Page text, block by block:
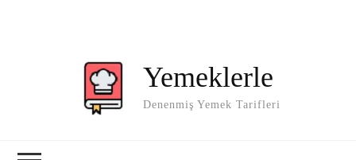
Yemeklerle
Denenmiş Yemek Tarifleri